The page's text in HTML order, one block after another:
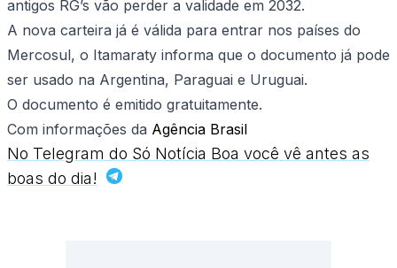
antigos RG’s vão perder a validade em 2032.
A nova carteira já é válida para entrar nos países do
Mercosul, o Itamaraty informa que o documento já pode
ser usado na Argentina, Paraguai e Uruguai.
O documento é emitido gratuitamente.
Com informações da Agência Brasil
No Telegram do Só Notícia Boa você vê antes as
boas do dia!